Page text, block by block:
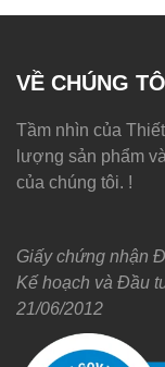
VỀ CHÚNG
Tầm nhìn của
lượng sản phẩm
của chúng tôi. !
Giấy chứng nhận
Kế hoạch và Đầu
21/06/2012